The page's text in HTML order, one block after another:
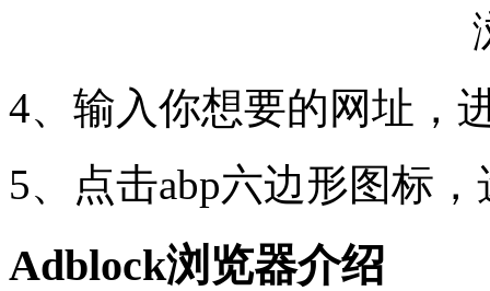
4、输入你想要的网址，
5、点击abp六边形图标
Adblock浏览器介绍